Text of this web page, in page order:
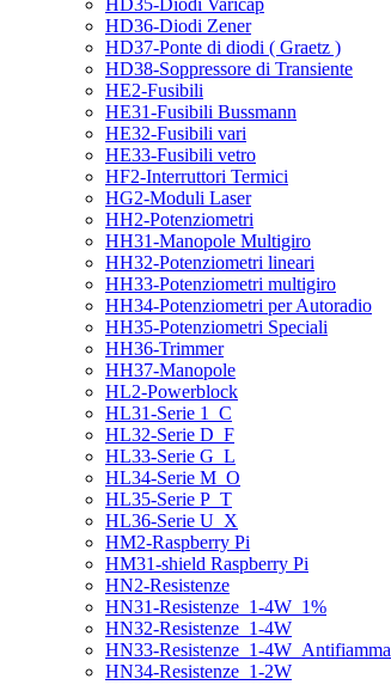
HD35-Diodi Varicap
HD36-Diodi Zener
HD37-Ponte di diodi ( Graetz )
HD38-Soppressore di Transiente
HE2-Fusibili
HE31-Fusibili Bussmann
HE32-Fusibili vari
HE33-Fusibili vetro
HF2-Interruttori Termici
HG2-Moduli Laser
HH2-Potenziometri
HH31-Manopole Multigiro
HH32-Potenziometri lineari
HH33-Potenziometri multigiro
HH34-Potenziometri per Autoradio
HH35-Potenziometri Speciali
HH36-Trimmer
HH37-Manopole
HL2-Powerblock
HL31-Serie 1_C
HL32-Serie D_F
HL33-Serie G_L
HL34-Serie M_O
HL35-Serie P_T
HL36-Serie U_X
HM2-Raspberry Pi
HM31-shield Raspberry Pi
HN2-Resistenze
HN31-Resistenze_1-4W_1%
HN32-Resistenze_1-4W
HN33-Resistenze_1-4W_Antifiamma
HN34-Resistenze_1-2W